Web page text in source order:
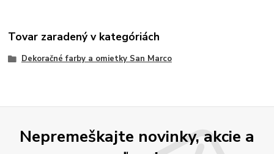
Tovar zaradený v kategóriách
Dekoračné farby a omietky San Marco
Nepremeškajte novinky, akcie a